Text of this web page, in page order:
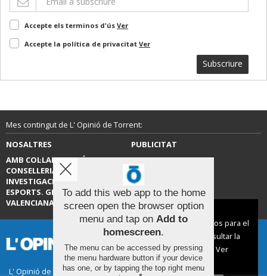
Accepte els terminos d'ús Ver
Accepte la política de privacitat Ver
Subscriure
Mes contingut de L' Opinió de Torrent:
NOSALTRES
PUBLICITAT
AMB COL·LABORACIÓ DE LA
CONSELLERIA D’EDUCACIÓ,
INVESTIGACIÓ, CULTURA I
ESPORTS. GENERALITAT
VALENCIANA.
CONTACTE
L' Opinió de Torrent |Termes d'ús| Protecció de
To add this web app to the home
screen open the browser option
menu and tap on Add to
homescreen.
The menu can be accessed by pressing
the menu hardware button if your device
has one, or by tapping the top right menu
Aviso sobre el Uso de cookies:
Utilizamos cookies nuestras y de terceros para el
funcionamiento del digital. Puedes consultar la
lista de cookies y como desconectarlas.
Ver
nuestra Política de Privacidad y Cookies